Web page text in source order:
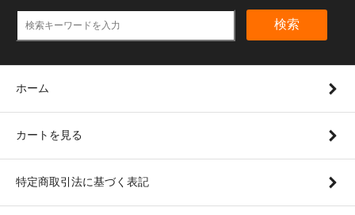
検索
ホーム
カートを見る
特定商取引法に基づく表記